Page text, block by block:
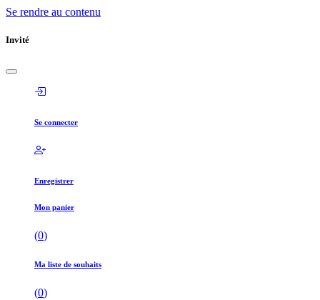
Se rendre au contenu
Invité
Se connecter
Enregistrer
Mon panier
(0)
Ma liste de souhaits
(0)